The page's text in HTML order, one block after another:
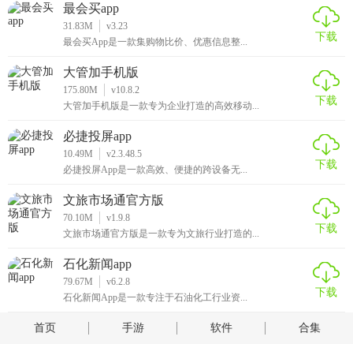
最会买app
31.83M
v3.23
最会买App是一款集购物比价、优惠信息整...
下载
大管加手机版
175.80M
v10.8.2
大管加手机版是一款专为企业打造的高效移动...
下载
必捷投屏app
10.49M
v2.3.48.5
必捷投屏App是一款高效、便捷的跨设备无...
下载
文旅市场通官方版
70.10M
v1.9.8
文旅市场通官方版是一款专为文旅行业打造的...
下载
石化新闻app
79.67M
v6.2.8
石化新闻App是一款专注于石油化工行业资...
下载
首页 手游 软件 合集